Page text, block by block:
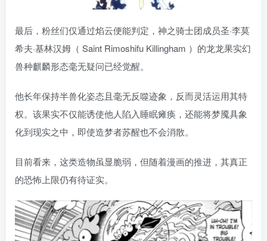
最后，粉丝们仅通过焰云便能判定，神之骑士团成员圣·李莫
希夫·基林汉姆（ Saint Rimoshifu Killingham ）的龙龙果实幻
兽种麒麟形态毫无疑问已经觉醒。
他长年保持半兽化姿态且毫无反噬迹象，反而灵活运用其特
权。该果实不仅能诱使他人陷入睡眠瘫痪，还能将梦魇具象
化到现实之中，即使造梦者苏醒也不会消散。
目前看来，这类造物虽显脆弱，但随着漫画的推进，其真正
的恐怖上限仍有待证实。